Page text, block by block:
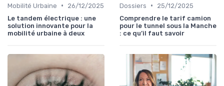
Mobilité Urbaine •
26/12/2025
Le tandem électrique : une
solution innovante pour la
mobilité urbaine à deux
Dossiers •
25/12/2025
Comprendre le tarif camion
pour le tunnel sous la Manche
: ce qu’il faut savoir